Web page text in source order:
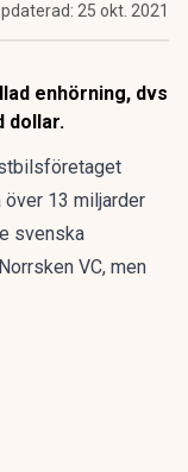
25 okt. 2021
enhörning, dvs
dollar.
över 13 miljarder
svenska
VC, men